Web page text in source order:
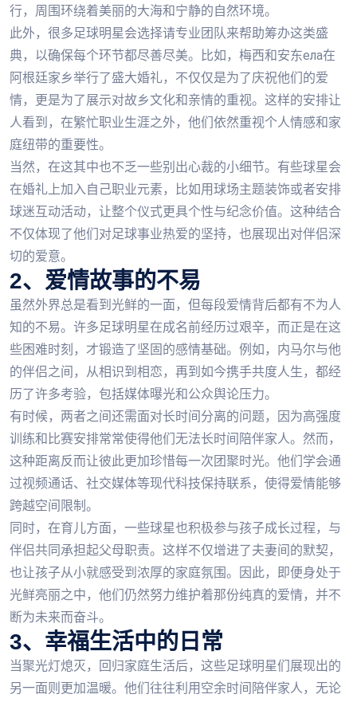
行，周围环绕着美丽的大海和宁静的自然环境。
此外，很多足球明星会选择请专业团队来帮助筹办这类盛
典，以确保每个环节都尽善尽美。比如，梅西和安东ела在
阿根廷家乡举行了盛大婚礼，不仅仅是为了庆祝他们的爱
情，更是为了展示对故乡文化和亲情的重视。这样的安排让
人看到，在繁忙职业生涯之外，他们依然重视个人情感和家
庭纽带的重要性。
当然，在这其中也不乏一些别出心裁的小细节。有些球星会
在婚礼上加入自己职业元素，比如用球场主题装饰或者安排
球迷互动活动，让整个仪式更具个性与纪念价值。这种结合
不仅体现了他们对足球事业热爱的坚持，也展现出对伴侣深
切的爱意。
2、爱情故事的不易
虽然外界总是看到光鲜的一面，但每段爱情背后都有不为人
知的不易。许多足球明星在成名前经历过艰辛，而正是在这
些困难时刻，才锻造了坚固的感情基础。例如，内马尔与他
的伴侣之间，从相识到相恋，再到如今携手共度人生，都经
历了许多考验，包括媒体曝光和公众舆论压力。
有时候，两者之间还需面对长时间分离的问题，因为高强度
训练和比赛安排常常使得他们无法长时间陪伴家人。然而，
这种距离反而让彼此更加珍惜每一次团聚时光。他们学会通
过视频通话、社交媒体等现代科技保持联系，使得爱情能够
跨越空间限制。
同时，在育儿方面，一些球星也积极参与孩子成长过程，与
伴侣共同承担起父母职责。这样不仅增进了夫妻间的默契，
也让孩子从小就感受到浓厚的家庭氛围。因此，即便身处于
光鲜亮丽之中，他们仍然努力维护着那份纯真的爱情，并不
断为未来而奋斗。
3、幸福生活中的日常
当聚光灯熄灭，回归家庭生活后，这些足球明星们展现出的
另一面则更加温暖。他们往往利用空余时间陪伴家人，无论